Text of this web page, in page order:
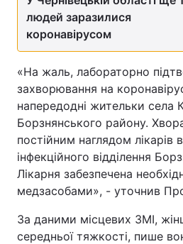
людей заразилися
коронавірусом
«На жаль, лабораторно
захворювання на
напередодні жительки села
Борзнянського району.
постійним наглядом лікарів
інфекційного відділення
Лікарня забезпечена
медзасобами», - уточнив
За даними місцевих ЗМІ,
середньої тяжкості, пише